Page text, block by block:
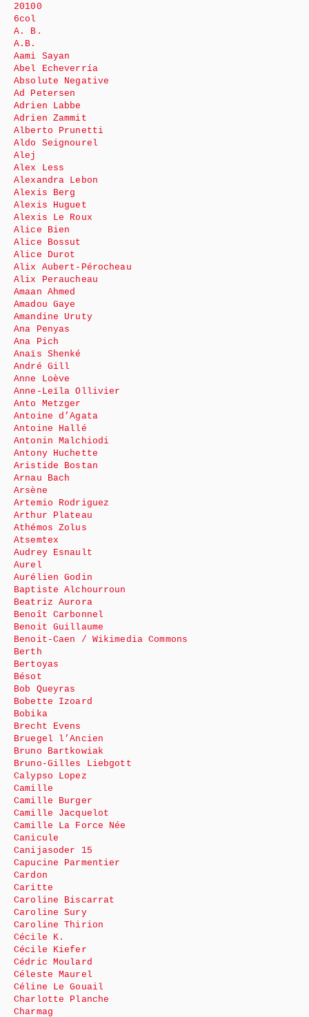
20100
6col
A. B.
A.B.
Aami Sayan
Abel Echeverría
Absolute Negative
Ad Petersen
Adrien Labbe
Adrien Zammit
Alberto Prunetti
Aldo Seignourel
Alej
Alex Less
Alexandra Lebon
Alexis Berg
Alexis Huguet
Alexis Le Roux
Alice Bien
Alice Bossut
Alice Durot
Alix Aubert-Pérocheau
Alix Peraucheau
Amaan Ahmed
Amadou Gaye
Amandine Uruty
Ana Penyas
Ana Pich
Anaïs Shenké
André Gill
Anne Loève
Anne-Leïla Ollivier
Anto Metzger
Antoine d’Agata
Antoine Hallé
Antonin Malchiodi
Antony Huchette
Aristide Bostan
Arnau Bach
Arsène
Artemio Rodriguez
Arthur Plateau
Athémos Zolus
Atsemtex
Audrey Esnault
Aurel
Aurélien Godin
Baptiste Alchourroun
Beatriz Aurora
Benoît Carbonnel
Benoit Guillaume
Benoit-Caen / Wikimedia Commons
Berth
Bertoyas
Bésot
Bob Queyras
Bobette Izoard
Bobika
Brecht Evens
Bruegel l’Ancien
Bruno Bartkowiak
Bruno-Gilles Liebgott
Calypso Lopez
Camille
Camille Burger
Camille Jacquelot
Camille La Force Née
Canicule
Canijasoder 15
Capucine Parmentier
Cardon
Caritte
Caroline Biscarrat
Caroline Sury
Caroline Thirion
Cécile K.
Cécile Kiefer
Cédric Moulard
Céleste Maurel
Céline Le Gouail
Charlotte Planche
Charmag